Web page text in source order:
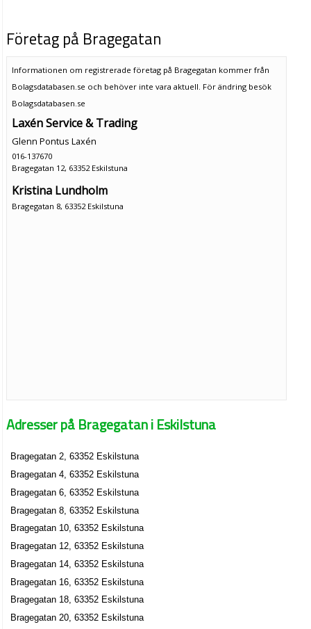
Företag på Bragegatan
Informationen om registrerade företag på Bragegatan kommer från
Bolagsdatabasen.se och behöver inte vara aktuell. För ändring besök
Bolagsdatabasen.se
Laxén Service & Trading
Glenn Pontus Laxén
016-137670
Bragegatan 12, 63352 Eskilstuna
Kristina Lundholm
Bragegatan 8, 63352 Eskilstuna
Adresser på Bragegatan i Eskilstuna
Bragegatan 2, 63352 Eskilstuna
Bragegatan 4, 63352 Eskilstuna
Bragegatan 6, 63352 Eskilstuna
Bragegatan 8, 63352 Eskilstuna
Bragegatan 10, 63352 Eskilstuna
Bragegatan 12, 63352 Eskilstuna
Bragegatan 14, 63352 Eskilstuna
Bragegatan 16, 63352 Eskilstuna
Bragegatan 18, 63352 Eskilstuna
Bragegatan 20, 63352 Eskilstuna